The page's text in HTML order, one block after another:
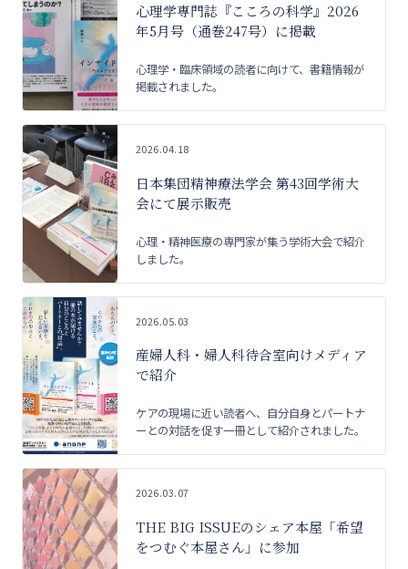
心理学専門誌『こころの科学』2026
年5月号（通巻247号）に掲載
心理学・臨床領域の読者に向けて、書籍情報が
掲載されました。
2026.04.18
日本集団精神療法学会 第43回学術大
会にて展示販売
心理・精神医療の専門家が集う学術大会で紹介
しました。
2026.05.03
産婦人科・婦人科待合室向けメディア
で紹介
ケアの現場に近い読者へ、自分自身とパートナ
ーとの対話を促す一冊として紹介されました。
2026.03.07
THE BIG ISSUEのシェア本屋「希望
をつむぐ本屋さん」に参加